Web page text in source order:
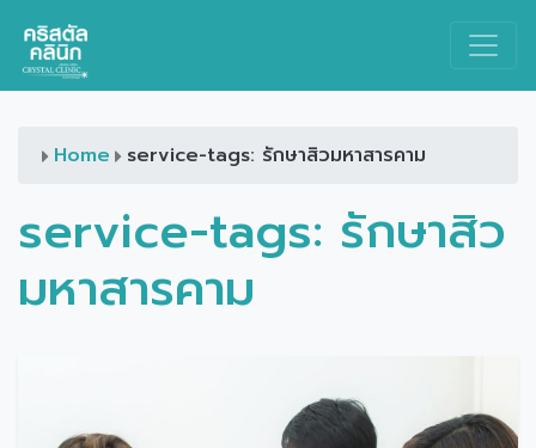
Main Navigation
Home service-tags: รักษาสิวมหาสารคาม
service-tags: รักษาสิว
มหาสารคาม